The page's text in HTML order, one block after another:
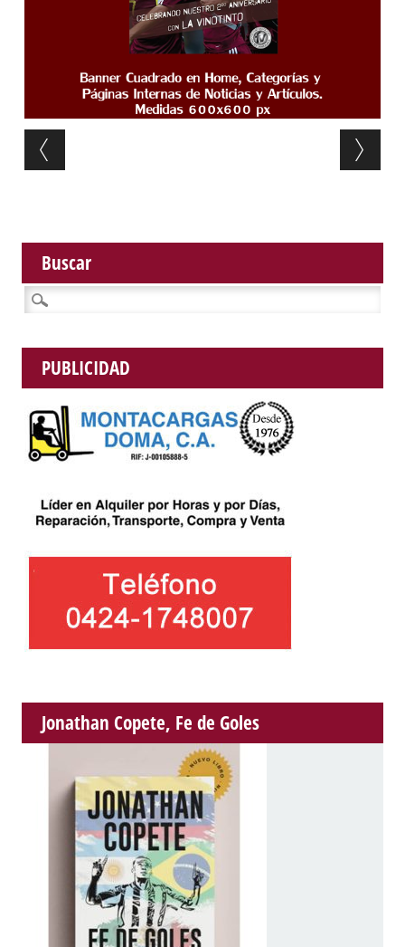
Post navigation
Buscar
Buscar:
PUBLICIDAD
Jonathan Copete, Fe de Goles